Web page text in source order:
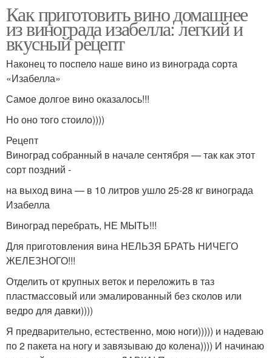
Как приготовить вино домашнее
из винограда изабелла: легкий и
вкусный рецепт
Наконец то поспело наше вино из винограда сорта
«Изабелла»
Самое долгое вино оказалось!!!
Но оно того стоило))))
Рецепт
Виноград собранный в начале сентября — так как этот
сорт поздний -
на выход вина — в 10 литров ушло 25-28 кг винограда
Изабелла
Виноград перебрать, НЕ МЫТЬ!!!
Для приготовления вина НЕЛЬЗЯ БРАТЬ НИЧЕГО
ЖЕЛЕЗНОГО!!!
Отделить от крупных веток и переложить в таз
пластмассовый или эмалированный без сколов или
ведро для давки))))
Я предварительно, естественно, мою ноги))))) и надеваю
по 2 пакета на ногу и завязываю до колена)))) И начинаю